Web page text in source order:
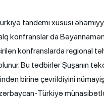
tandemi xüsusi
konfranslar da
konfranslarda regional
Bu tədbirlər Şuşanın
birinə çevrildiyini
Türkiyə